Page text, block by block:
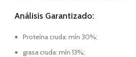
Análisis Garantizado:
Proteína cruda: mín 30%;
grasa cruda: mín 13%;